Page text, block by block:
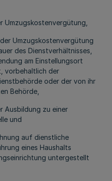
Umzugskostenvergütung,
Umzugskostenvergütung
des Dienstverhältnisses,
am Einstellungsort
vorbehaltlich der
oder der von ihr
Behörde,
Ausbildung zu einer
und
auf dienstliche
eines Haushalts
untergestellt